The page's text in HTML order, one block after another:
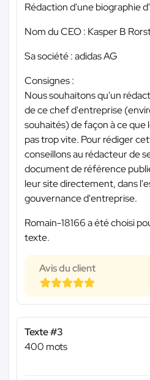
Rédaction d'une biographie
Nom du CEO : Kasper B
Sa société : adidas AG
Consignes :
Nous souhaitons qu'un
de ce chef d'entreprise
souhaités) de façon à ce
pas trop vite. Pour rédiger
conseillons au rédacteur de
document de référence
leur site directement, dans
gouvernance d'entreprise.
Romain-18166 a été choisi
texte.
Avis du client
Texte #3
400 mots